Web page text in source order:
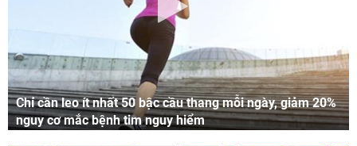
Chỉ cần leo ít nhất 50 bậc cầu thang mỗi ngày, giảm 20%
nguy cơ mắc bệnh tim nguy hiểm